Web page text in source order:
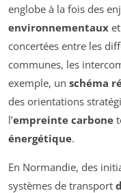
englobe à la fois des
environnementaux et
concertées entre les
communes, les
exemple, un schéma
des orientations
l’empreinte carbone
énergétique.
En Normandie, des
systèmes de transport